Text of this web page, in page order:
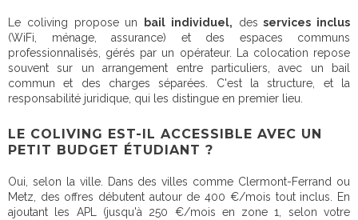
Le coliving propose un bail individuel, des services inclus
(WiFi, ménage, assurance) et des espaces communs
professionnalisés, gérés par un opérateur. La colocation repose
souvent sur un arrangement entre particuliers, avec un bail
commun et des charges séparées. C'est la structure, et la
responsabilité juridique, qui les distingue en premier lieu.
LE COLIVING EST-IL ACCESSIBLE AVEC UN
PETIT BUDGET ÉTUDIANT ?
Oui, selon la ville. Dans des villes comme Clermont-Ferrand ou
Metz, des offres débutent autour de 400 €/mois tout inclus. En
ajoutant les APL (jusqu'à 250 €/mois en zone 1, selon votre